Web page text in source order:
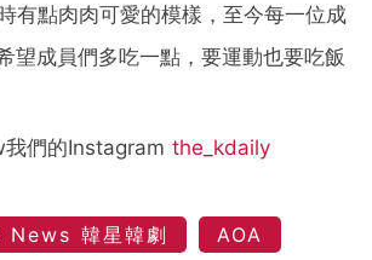
有點肉肉可愛的模樣，至今每一位成
望成員們多吃一點，要運動也要吃飯
們的Instagram the_kdaily
News 韓星韓劇
AOA